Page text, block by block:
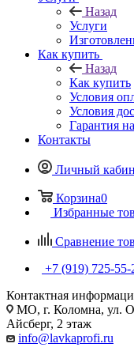
Назад
Услуги
Как купить
Назад
Как купить
Условия
Условия
Гарантия
Контакты
Личный
Корзина0
Избранные
Сравнение
+7 (919) 725-55-
Контактная
МО, г. Коломна, ул.
Айсберг, 2 этаж
info@lavkaprofi.ru